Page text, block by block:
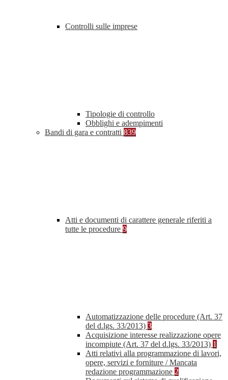
Controlli sulle imprese
Tipologie di controllo
Obblighi e adempimenti
Bandi di gara e contratti 839
Atti e documenti di carattere generale riferiti a
tutte le procedure 9
Automatizzazione delle procedure (Art. 37
del d.lgs. 33/2013) 3
Acquisizione interesse realizzazione opere
incompiute (Art. 37 del d.lgs. 33/2013) 1
Atti relativi alla programmazione di lavori,
opere, servizi e forniture / Mancata
redazione programmazione 2